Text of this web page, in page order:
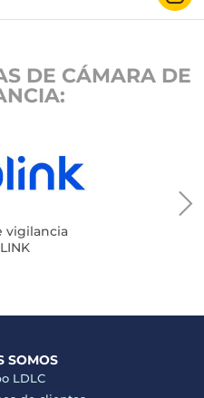
DE CÁMARA DE
vigilancia
SOMOS
LDLC